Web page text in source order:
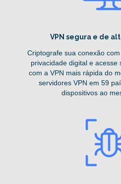
VPN segura e de
Criptografe sua conexão
privacidade digital e acesse
com a VPN mais rápida do
servidores VPN em 59
dispositivos ao